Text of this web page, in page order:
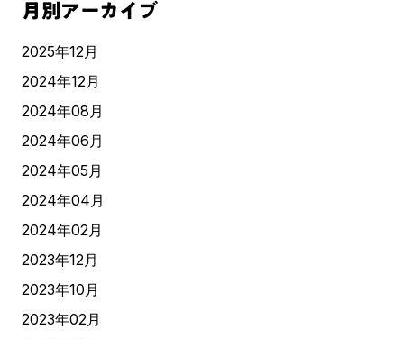
月別アーカイブ
2025年12月
2024年12月
2024年08月
2024年06月
2024年05月
2024年04月
2024年02月
2023年12月
2023年10月
2023年02月